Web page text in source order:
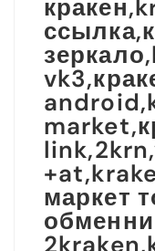
маркет